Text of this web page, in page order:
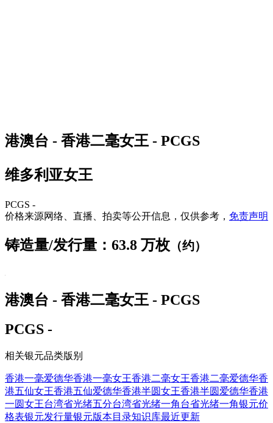
港澳台 - 香港二毫女王 - PCGS
维多利亚女王
PCGS -
价格来源网络、直播、拍卖等公开信息，仅供参考， 免责声明
铸造量/发行量：63.8 万枚 （约）
港澳台 - 香港二毫女王 - PCGS
PCGS -
相关银元品类版别
香港一毫爱德华香港一毫女王香港二毫女王香港二毫爱德华香
港五仙女王香港五仙爱德华香港半圆女王香港半圆爱德华香港
一圆女王台湾省光绪五分台湾省光绪一角台省光绪一角银元价
格表银元发行量银元版本目录知识库最近更新